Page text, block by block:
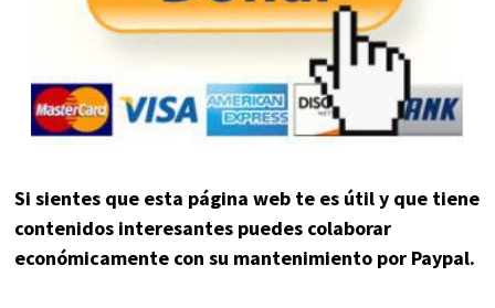
Si sientes que esta página web te es útil y que tiene
contenidos interesantes puedes colaborar
económicamente con su mantenimiento por Paypal.